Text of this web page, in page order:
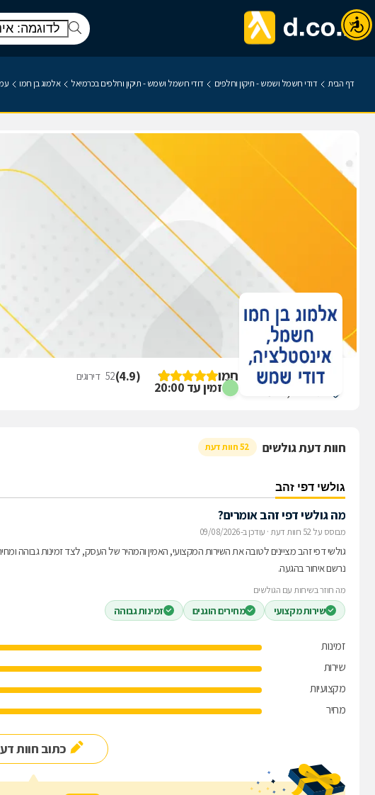
דף הבית דודי חשמל ושמש - תיקון וחלפים דודי חשמל ושמש - תיקון וחלפים בכרמיאל אלמוג בן חמו
זמין עד 20:00
ביקורת על אלמוג בן חמו (
4.9
)
52 דירוגים
חוות דעת גולשים 52 חוות דעת
גולשי דפי זהב
מה גולשי דפי זהב אומרים?
מבוסס על 52 חוות דעת · עודכן ב-09/08/2026
גולשי דפי זהב מציינים לטובה את השירות המקצועי, האמין והמהיר של העסק, לצד זמינות גבוהה
נרשם איחור בהגעה.
מה חוזר בשיחות עם הגולשים
שירות מקצועי מחירים הוגנים זמינות גבוהה
זמינות
שירות
מקצועיות
מחיר
כתוב חוות